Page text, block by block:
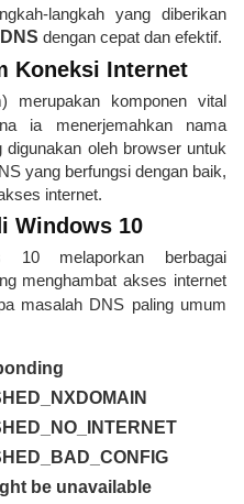
langkah yang diberikan
dengan cepat dan efektif.
Koneksi Internet
merupakan komponen vital
ia menerjemahkan nama
oleh browser untuk
yang berfungsi dengan baik,
internet.
Windows 10
10 melaporkan berbagai
menghambat akses internet
masalah DNS paling umum
be unavailable